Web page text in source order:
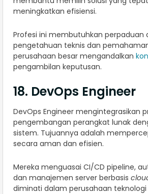
meningkatkan efisiensi.
Profesi ini membutuhkan perpaduan
pengetahuan teknis dan
perusahaan besar mengandalkan
pengambilan keputusan.
18. DevOps Engineer
DevOps Engineer mengintegrasikan
pengembangan perangkat lunak
sistem. Tujuannya adalah
secara aman dan efisien.
Mereka menguasai CI/CD pipeline,
dan manajemen server berbasis
diminati dalam perusahaan